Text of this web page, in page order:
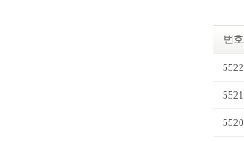
번호
5522
5521
5520